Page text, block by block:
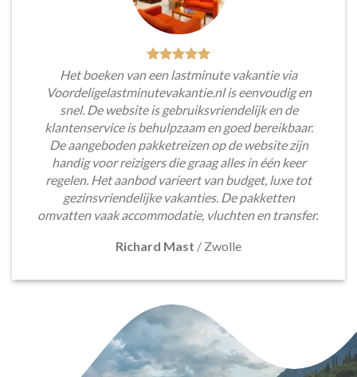
Het boeken van een lastminute vakantie via
Voordeligelastminutevakantie.nl is eenvoudig en
snel. De website is gebruiksvriendelijk en de
klantenservice is behulpzaam en goed bereikbaar.
De aangeboden pakketreizen op de website zijn
handig voor reizigers die graag alles in één keer
regelen. Het aanbod varieert van budget, luxe tot
gezinsvriendelijke vakanties. De pakketten
omvatten vaak accommodatie, vluchten en transfer.
Richard Mast / Zwolle